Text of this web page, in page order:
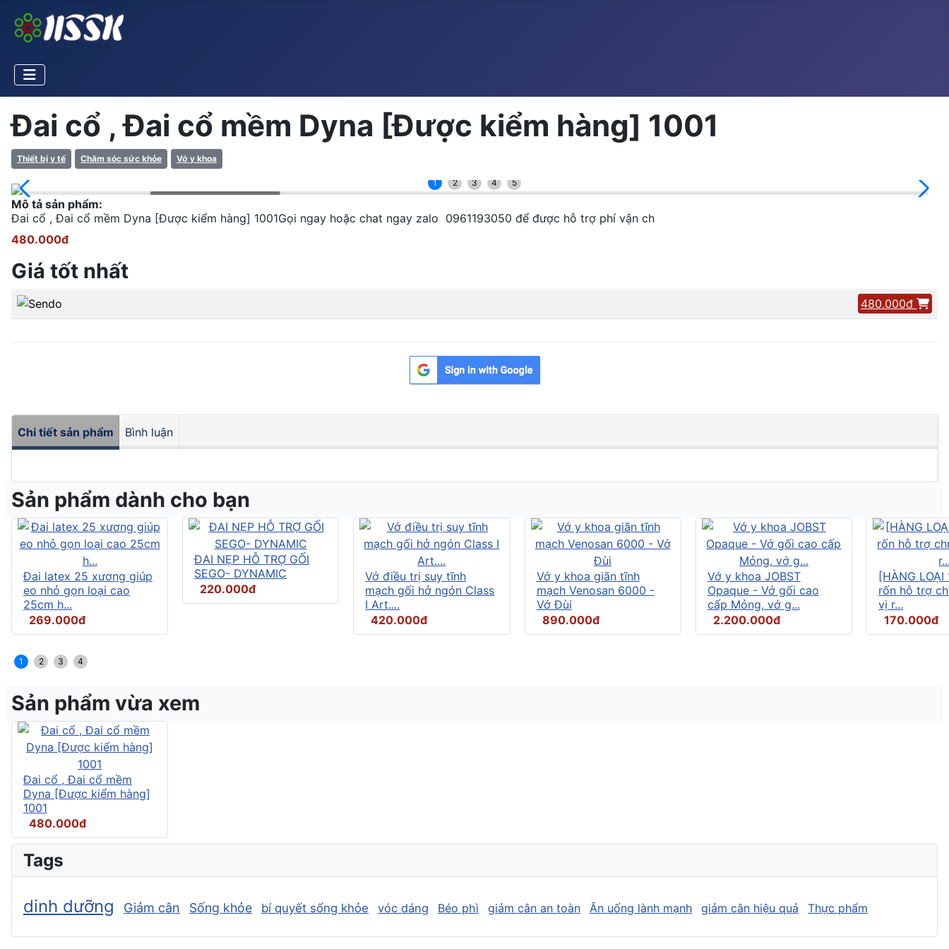
Đai cổ , Đai cổ mềm Dyna [Được kiểm hàng] 1001
Thiết bị y tế Chăm sóc sức khỏe Vớ y khoa
1 2 3 4 5
Mô tả sản phẩm:
Đai cổ , Đai cổ mềm Dyna [Được kiểm hàng] 1001Gọi ngay hoặc chat ngay zalo 0961193050 để được hỗ trợ phí vận ch
480.000đ
Giá tốt nhất
480.000đ
Chi tiết sản phẩm Bình luận
Sản phẩm dành cho bạn
Đai latex 25 xương giúp
eo nhỏ gọn loại cao
25cm h...
269.000đ
ĐAI NẸP HỖ TRỢ GỐI
SEGO- DYNAMIC
220.000đ
Vớ điều trị suy tĩnh
mạch gối hở ngón Class
I Art....
420.000đ
Vớ y khoa giãn tĩnh
mạch Venosan 6000 -
Vớ Đùi
890.000đ
Vớ y khoa JOBST
Opaque - Vớ gối cao
cấp Mỏng, vớ g...
2.200.000đ
[HÀNG
rốn hỗ trợ
vị r...
170.000đ
1 2 3 4
Sản phẩm vừa xem
Đai cổ , Đai cổ mềm
Dyna [Được kiểm hàng]
1001
480.000đ
Tags
dinh dưỡng Giảm cân Sống khỏe bí quyết sống khỏe vóc dáng Béo phì giảm cân an toàn Ăn uống lành mạnh giảm cân hiệu quả Thực phẩm